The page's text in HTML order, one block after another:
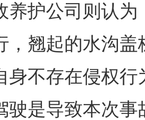
公司则认为
，翘起的水沟
身不存在侵权
驶是导致本次